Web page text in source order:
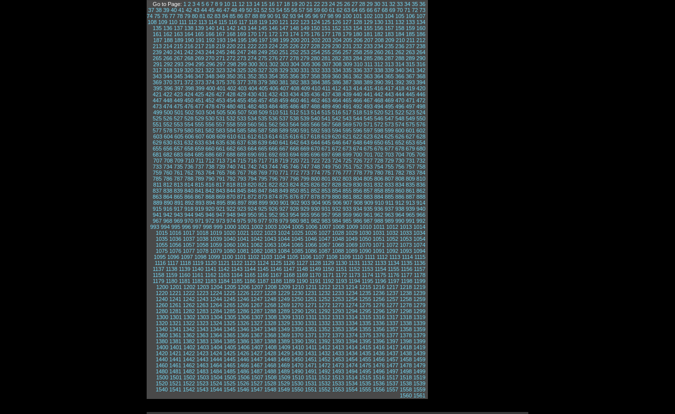
Go to Page: 1 2 3 4 5 6 7 8 9 10 11 12 13 14 15 16 17 18 19 20 21 22 23 24 25 26 27 28 29 30 31 32 33 34 35 36
37 38 39 40 41 42 43 44 45 46 47 48 49 50 51 52 53 54 55 56 57 58 59 60 61 62 63 64 65 66 67 68 69 70 71 72 73
74 75 76 77 78 79 80 81 82 83 84 85 86 87 88 89 90 91 92 93 94 95 96 97 98 99 100 101 102 103 104 105 106 107
108 109 110 111 112 113 114 115 116 117 118 119 120 121 122 123 124 125 126 127 128 129 130 131 132 133 134
135 136 137 138 139 140 141 142 143 144 145 146 147 148 149 150 151 152 153 154 155 156 157 158 159 160
161 162 163 164 165 166 167 168 169 170 171 172 173 174 175 176 177 178 179 180 181 182 183 184 185 186
187 188 189 190 191 192 193 194 195 196 197 198 199 200 201 202 203 204 205 206 207 208 209 210 211 212
213 214 215 216 217 218 219 220 221 222 223 224 225 226 227 228 229 230 231 232 233 234 235 236 237 238
239 240 241 242 243 244 245 246 247 248 249 250 251 252 253 254 255 256 257 258 259 260 261 262 263 264
265 266 267 268 269 270 271 272 273 274 275 276 277 278 279 280 281 282 283 284 285 286 287 288 289 290
291 292 293 294 295 296 297 298 299 300 301 302 303 304 305 306 307 308 309 310 311 312 313 314 315 316
317 318 319 320 321 322 323 324 325 326 327 328 329 330 331 332 333 334 335 336 337 338 339 340 341 342
343 344 345 346 347 348 349 350 351 352 353 354 355 356 357 358 359 360 361 362 363 364 365 366 367 368
369 370 371 372 373 374 375 376 377 378 379 380 381 382 383 384 385 386 387 388 389 390 391 392 393 394
395 396 397 398 399 400 401 402 403 404 405 406 407 408 409 410 411 412 413 414 415 416 417 418 419 420
421 422 423 424 425 426 427 428 429 430 431 432 433 434 435 436 437 438 439 440 441 442 443 444 445 446
447 448 449 450 451 452 453 454 455 456 457 458 459 460 461 462 463 464 465 466 467 468 469 470 471 472
473 474 475 476 477 478 479 480 481 482 483 484 485 486 487 488 489 490 491 492 493 494 495 496 497 498
499 500 501 502 503 504 505 506 507 508 509 510 511 512 513 514 515 516 517 518 519 520 521 522 523 524
525 526 527 528 529 530 531 532 533 534 535 536 537 538 539 540 541 542 543 544 545 546 547 548 549 550
551 552 553 554 555 556 557 558 559 560 561 562 563 564 565 566 567 568 569 570 571 572 573 574 575 576
577 578 579 580 581 582 583 584 585 586 587 588 589 590 591 592 593 594 595 596 597 598 599 600 601 602
603 604 605 606 607 608 609 610 611 612 613 614 615 616 617 618 619 620 621 622 623 624 625 626 627 628
629 630 631 632 633 634 635 636 637 638 639 640 641 642 643 644 645 646 647 648 649 650 651 652 653 654
655 656 657 658 659 660 661 662 663 664 665 666 667 668 669 670 671 672 673 674 675 676 677 678 679 680
681 682 683 684 685 686 687 688 689 690 691 692 693 694 695 696 697 698 699 700 701 702 703 704 705 706
707 708 709 710 711 712 713 714 715 716 717 718 719 720 721 722 723 724 725 726 727 728 729 730 731 732
733 734 735 736 737 738 739 740 741 742 743 744 745 746 747 748 749 750 751 752 753 754 755 756 757 758
759 760 761 762 763 764 765 766 767 768 769 770 771 772 773 774 775 776 777 778 779 780 781 782 783 784
785 786 787 788 789 790 791 792 793 794 795 796 797 798 799 800 801 802 803 804 805 806 807 808 809 810
811 812 813 814 815 816 817 818 819 820 821 822 823 824 825 826 827 828 829 830 831 832 833 834 835 836
837 838 839 840 841 842 843 844 845 846 847 848 849 850 851 852 853 854 855 856 857 858 859 860 861 862
863 864 865 866 867 868 869 870 871 872 873 874 875 876 877 878 879 880 881 882 883 884 885 886 887 888
889 890 891 892 893 894 895 896 897 898 899 900 901 902 903 904 905 906 907 908 909 910 911 912 913 914
915 916 917 918 919 920 921 922 923 924 925 926 927 928 929 930 931 932 933 934 935 936 937 938 939 940
941 942 943 944 945 946 947 948 949 950 951 952 953 954 955 956 957 958 959 960 961 962 963 964 965 966
967 968 969 970 971 972 973 974 975 976 977 978 979 980 981 982 983 984 985 986 987 988 989 990 991 992
993 994 995 996 997 998 999 1000 1001 1002 1003 1004 1005 1006 1007 1008 1009 1010 1011 1012 1013 1014
1015 1016 1017 1018 1019 1020 1021 1022 1023 1024 1025 1026 1027 1028 1029 1030 1031 1032 1033 1034
1035 1036 1037 1038 1039 1040 1041 1042 1043 1044 1045 1046 1047 1048 1049 1050 1051 1052 1053 1054
1055 1056 1057 1058 1059 1060 1061 1062 1063 1064 1065 1066 1067 1068 1069 1070 1071 1072 1073 1074
1075 1076 1077 1078 1079 1080 1081 1082 1083 1084 1085 1086 1087 1088 1089 1090 1091 1092 1093 1094
1095 1096 1097 1098 1099 1100 1101 1102 1103 1104 1105 1106 1107 1108 1109 1110 1111 1112 1113 1114 1115
1116 1117 1118 1119 1120 1121 1122 1123 1124 1125 1126 1127 1128 1129 1130 1131 1132 1133 1134 1135 1136
1137 1138 1139 1140 1141 1142 1143 1144 1145 1146 1147 1148 1149 1150 1151 1152 1153 1154 1155 1156 1157
1158 1159 1160 1161 1162 1163 1164 1165 1166 1167 1168 1169 1170 1171 1172 1173 1174 1175 1176 1177 1178
1179 1180 1181 1182 1183 1184 1185 1186 1187 1188 1189 1190 1191 1192 1193 1194 1195 1196 1197 1198 1199
1200 1201 1202 1203 1204 1205 1206 1207 1208 1209 1210 1211 1212 1213 1214 1215 1216 1217 1218 1219
1220 1221 1222 1223 1224 1225 1226 1227 1228 1229 1230 1231 1232 1233 1234 1235 1236 1237 1238 1239
1240 1241 1242 1243 1244 1245 1246 1247 1248 1249 1250 1251 1252 1253 1254 1255 1256 1257 1258 1259
1260 1261 1262 1263 1264 1265 1266 1267 1268 1269 1270 1271 1272 1273 1274 1275 1276 1277 1278 1279
1280 1281 1282 1283 1284 1285 1286 1287 1288 1289 1290 1291 1292 1293 1294 1295 1296 1297 1298 1299
1300 1301 1302 1303 1304 1305 1306 1307 1308 1309 1310 1311 1312 1313 1314 1315 1316 1317 1318 1319
1320 1321 1322 1323 1324 1325 1326 1327 1328 1329 1330 1331 1332 1333 1334 1335 1336 1337 1338 1339
1340 1341 1342 1343 1344 1345 1346 1347 1348 1349 1350 1351 1352 1353 1354 1355 1356 1357 1358 1359
1360 1361 1362 1363 1364 1365 1366 1367 1368 1369 1370 1371 1372 1373 1374 1375 1376 1377 1378 1379
1380 1381 1382 1383 1384 1385 1386 1387 1388 1389 1390 1391 1392 1393 1394 1395 1396 1397 1398 1399
1400 1401 1402 1403 1404 1405 1406 1407 1408 1409 1410 1411 1412 1413 1414 1415 1416 1417 1418 1419
1420 1421 1422 1423 1424 1425 1426 1427 1428 1429 1430 1431 1432 1433 1434 1435 1436 1437 1438 1439
1440 1441 1442 1443 1444 1445 1446 1447 1448 1449 1450 1451 1452 1453 1454 1455 1456 1457 1458 1459
1460 1461 1462 1463 1464 1465 1466 1467 1468 1469 1470 1471 1472 1473 1474 1475 1476 1477 1478 1479
1480 1481 1482 1483 1484 1485 1486 1487 1488 1489 1490 1491 1492 1493 1494 1495 1496 1497 1498 1499
1500 1501 1502 1503 1504 1505 1506 1507 1508 1509 1510 1511 1512 1513 1514 1515 1516 1517 1518 1519
1520 1521 1522 1523 1524 1525 1526 1527 1528 1529 1530 1531 1532 1533 1534 1535 1536 1537 1538 1539
1540 1541 1542 1543 1544 1545 1546 1547 1548 1549 1550 1551 1552 1553 1554 1555 1556 1557 1558 1559
1560 1561